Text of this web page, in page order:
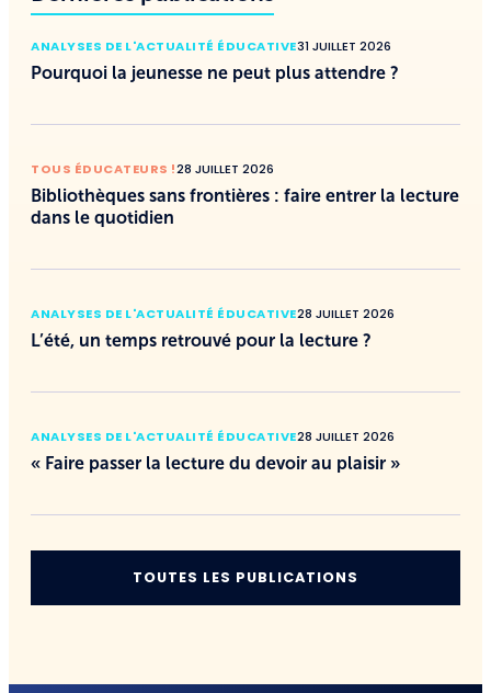
ANALYSES DE L'ACTUALITÉ ÉDUCATIVE31 JUILLET 2026
Pourquoi la jeunesse ne peut plus attendre ?
TOUS ÉDUCATEURS !28 JUILLET 2026
Bibliothèques sans frontières : faire entrer la lecture
dans le quotidien
ANALYSES DE L'ACTUALITÉ ÉDUCATIVE28 JUILLET 2026
L’été, un temps retrouvé pour la lecture ?
ANALYSES DE L'ACTUALITÉ ÉDUCATIVE28 JUILLET 2026
« Faire passer la lecture du devoir au plaisir »
TOUTES LES PUBLICATIONS